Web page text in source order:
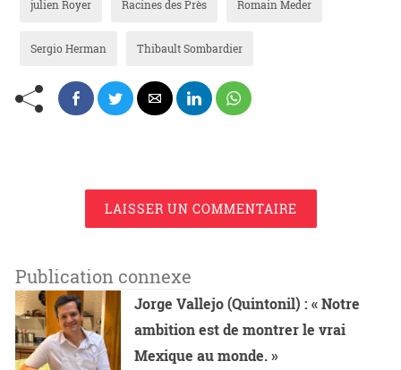
julien Royer Racines des Près Romain Meder
Sergio Herman Thibault Sombardier
LAISSER UN COMMENTAIRE
Publication connexe
Jorge Vallejo (Quintonil) : « Notre
ambition est de montrer le vrai
Mexique au monde. »